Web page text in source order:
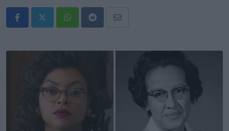
WhatsappRedditShare
Email